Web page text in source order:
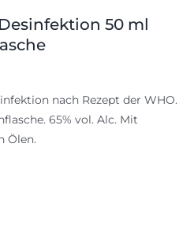
50 ml
nach Rezept der WHO.
65% vol. Alc. Mit
Ölen.